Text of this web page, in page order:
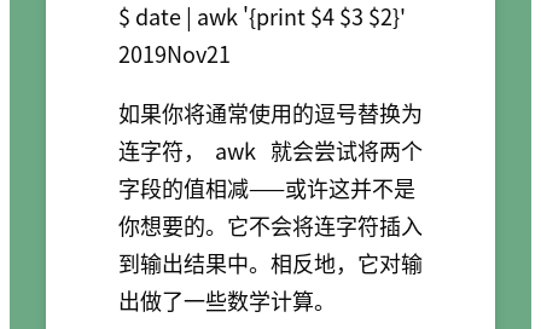
$ date | awk '{print $4 $3 $2}'
2019Nov21
如果你将通常使用的逗号替换为
连字符，
awk 就会尝试将两个
字段的值相减——或许这并不是
你想要的。它不会将连字符插入
到输出结果中。相反地，它对输
出做了一些数学计算。